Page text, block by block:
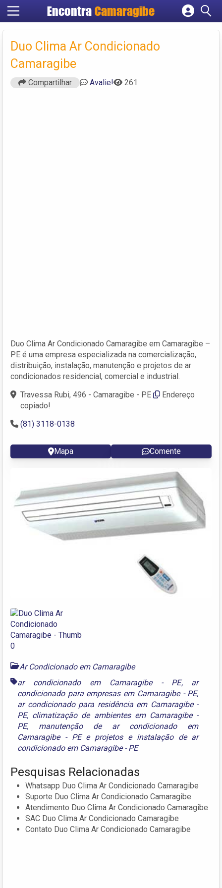
Encontra Camaragibe
Cadastrar empresa
Criar conta
Duo Clima Ar Condicionado
Camaragibe
Compartilhar Avalie! 261
Duo Clima Ar Condicionado Camaragibe em Camaragibe –
PE é uma empresa especializada na comercialização,
distribuição, instalação, manutenção e projetos de ar
condicionados residencial, comercial e industrial.
Travessa Rubi, 496 - Camaragibe - PE
Endereço
copiado!
(81) 3118-0138
Mapa Comente
Ar Condicionado em Camaragibe
ar condicionado em Camaragibe - PE, ar
condicionado para empresas em Camaragibe - PE,
ar condicionado para residência em Camaragibe -
PE, climatização de ambientes em Camaragibe -
PE, manutenção de ar condicionado em
Camaragibe - PEe projetos e instalação de ar
condicionado em Camaragibe - PE
Pesquisas Relacionadas
Whatsapp Duo Clima Ar Condicionado Camaragibe
Suporte Duo Clima Ar Condicionado Camaragibe
Atendimento Duo Clima Ar Condicionado Camaragibe
SAC Duo Clima Ar Condicionado Camaragibe
Contato Duo Clima Ar Condicionado Camaragibe